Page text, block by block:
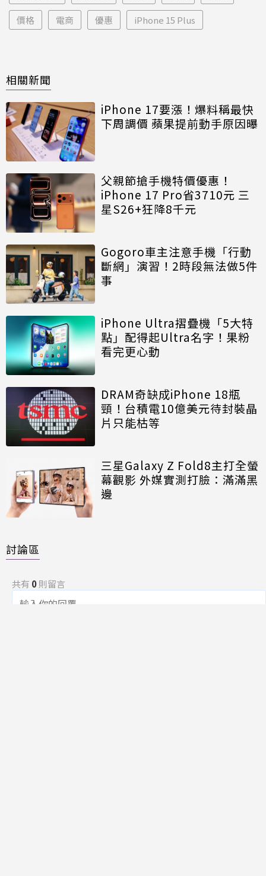
價格 電商 優惠 iPhone 15 Plus
相關新聞
iPhone 17要漲！爆料稱最快
下周調價 蘋果提前動手原因曝
父親節搶手機特價優惠！
iPhone 17 Pro省3710元 三
星S26+狂降8千元
Gogoro車主注意手機「行動
斷網」演習！2時段無法做5件
事
iPhone Ultra摺疊機「5大特
點」配得起Ultra名字！果粉
看完更心動
DRAM奇缺成iPhone 18瓶
頸！台積電10億美元待封裝晶
片只能枯等
三星Galaxy Z Fold8主打全螢
幕觀影 外媒實測打臉：滿滿黑
邊
討論區
共有 0則留言